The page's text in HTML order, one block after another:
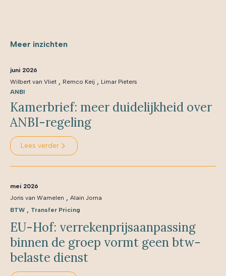
Meer inzichten
juni 2026
Wilbert van Vliet , Remco Keij , Limar Pieters
ANBI
Kamerbrief: meer duidelijkheid over
ANBI-regeling
Lees verder
mei 2026
Joris van Wamelen , Alain Jorna
BTW , Transfer Pricing
EU-Hof: verrekenprijsaanpassing
binnen de groep vormt geen btw-
belaste dienst